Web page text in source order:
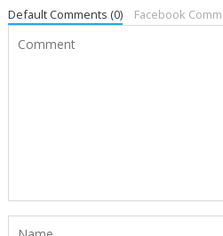
Default Comments (0) Facebook